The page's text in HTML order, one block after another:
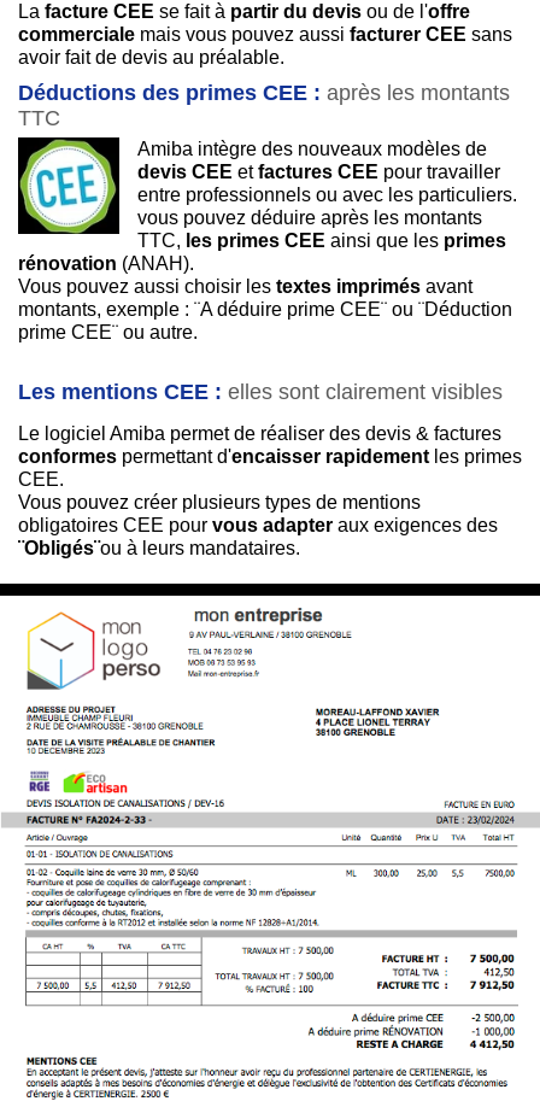
La facture CEE se fait à partir du devis ou de l'offre
commerciale mais vous pouvez aussi facturer CEE sans
avoir fait de devis au préalable.
Déductions des primes CEE : après les montants
TTC
Amiba intègre des nouveaux modèles de
devis CEE etfactures CEE pour travailler
entre professionnels ou avec les particuliers.
vous pouvez déduire après les montants
TTC, les primes CEE ainsi que les primes
rénovation (ANAH).
Vous pouvez aussi choisir les textes imprimés avant
montants, exemple : ¨A déduire prime CEE¨ ou ¨Déduction
prime CEE¨ ou autre.
Les mentions CEE : elles sont clairement visibles
Le logiciel Amiba permet de réaliser des devis & factures
conformes permettant d'encaisser rapidement les primes
CEE.
Vous pouvez créer plusieurs types de mentions
obligatoires CEE pour vous adapter aux exigences des
¨Obligés¨ou à leurs mandataires.